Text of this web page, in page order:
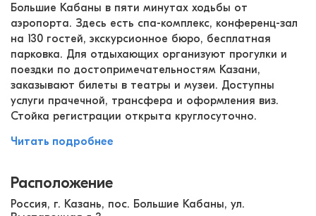
Большие Кабаны в пяти минутах ходьбы от
аэропорта. Здесь есть спа-комплекс, конференц-зал
на 130 гостей, экскурсионное бюро, бесплатная
парковка. Для отдыхающих организуют прогулки и
поездки по достопримечательностям Казани,
заказывают билеты в театры и музеи. Доступны
услуги прачечной, трансфера и оформления виз.
Стойка регистрации открыта круглосуточно.
Читать подробнее
Расположение
Россия, г. Казань, пос. Большие Кабаны, ул.